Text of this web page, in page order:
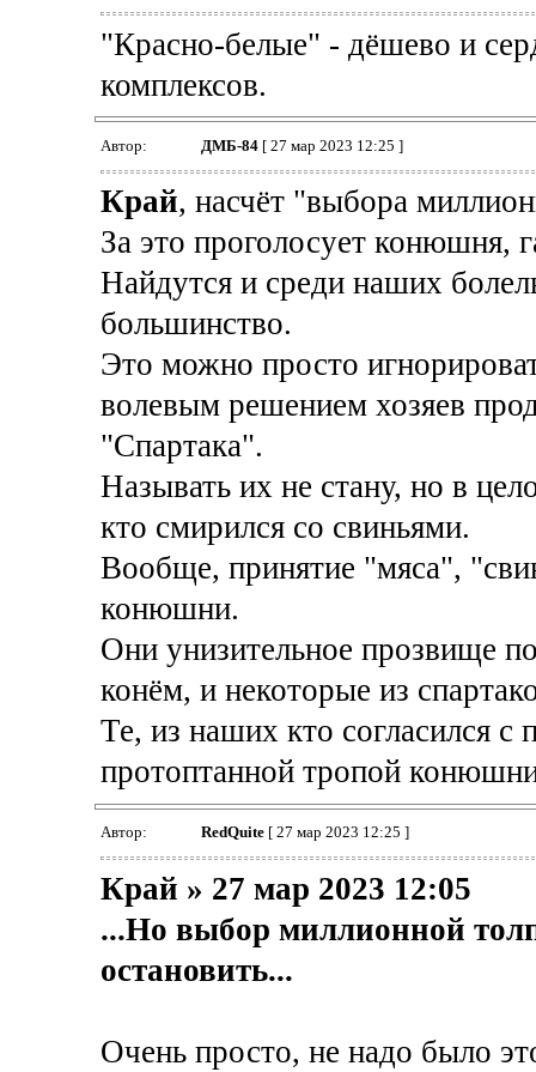
"Красно-белые" - дёшево и
комплексов.
Автор: ДМБ-84[ 27 мар 2023 12:25 ]
Край, насчёт "выбора
За это проголосует конюшня,
Найдутся и среди наших
большинство.
Это можно просто
волевым решением хозяев
"Спартака".
Называть их не стану, но в
кто смирился со свиньями.
Вообще, принятие "мяса",
конюшни.
Они унизительное прозвище
конём, и некоторые из
Те, из наших кто согласился
протоптанной тропой
Автор: RedQuite[ 27 мар 2023 12:25 ]
Край » 27 мар 2023 12:05
...Но выбор миллионной
остановить...
Очень просто, не надо было